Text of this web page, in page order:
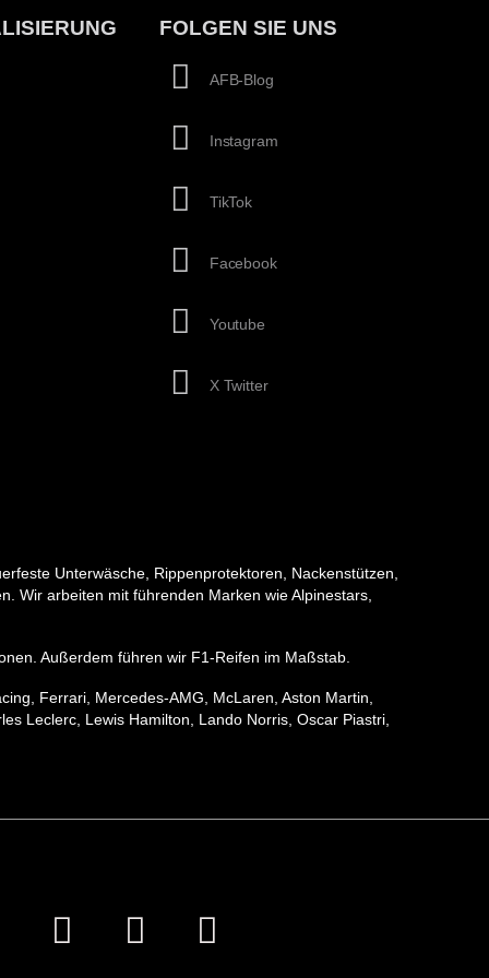
FOLGEN SIE UNS
AFB-Blog
Instagram
TikTok
Facebook
Youtube
X Twitter
Unterwäsche, Rippenprotektoren, Nackenstützen,
Wir arbeiten mit führenden Marken wie Alpinestars,
Außerdem führen wir F1-Reifen im Maßstab.
Ferrari, Mercedes-AMG, McLaren, Aston Martin,
Leclerc, Lewis Hamilton, Lando Norris, Oscar Piastri,